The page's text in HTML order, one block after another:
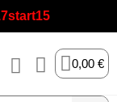
0,00 €